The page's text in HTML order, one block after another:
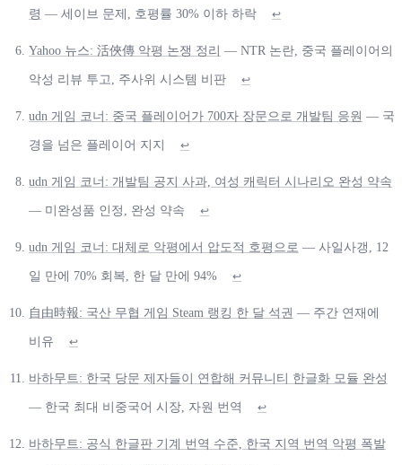
령 — 세이브 문제, 호평률 30% 이하 하락 ↩
Yahoo 뉴스: 活俠傳 악평 논쟁 정리 — NTR 논란, 중국 플레이어의
악성 리뷰 투고, 주사위 시스템 비판 ↩
udn 게임 코너: 중국 플레이어가 700자 장문으로 개발팀 응원 — 국
경을 넘은 플레이어 지지 ↩
udn 게임 코너: 개발팀 공지 사과, 여성 캐릭터 시나리오 완성 약속
— 미완성품 인정, 완성 약속 ↩
udn 게임 코너: 대체로 악평에서 압도적 호평으로 — 사일사갱, 12
일 만에 70% 회복, 한 달 만에 94% ↩
自由時報: 국산 무협 게임 Steam 랭킹 한 달 석권 — 주간 연재에
비유 ↩
바하무트: 한국 당문 제자들이 연합해 커뮤니티 한글화 모듈 완성
— 한국 최대 비중국어 시장, 자원 번역 ↩
바하무트: 공식 한글판 기계 번역 수준, 한국 지역 번역 악평 폭발